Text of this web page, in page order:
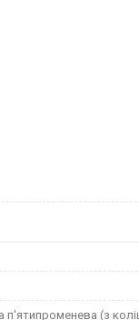
п'ятипроменева (з